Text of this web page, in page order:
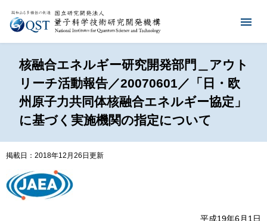
核融合エネルギー研究開発部門＿アウト
リーチ活動報告／20070601／「日・欧
州原子力共同体核融合エネルギー協定」
に基づく実施機関の指定について
掲載日：2018年12月26日更新
平成19年6月1日